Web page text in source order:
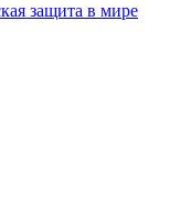
защита в мире